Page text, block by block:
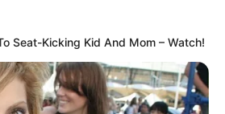
Seat-Kicking Kid And Mom – Watch!